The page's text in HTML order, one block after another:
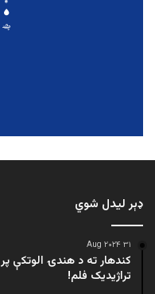
ډېر لیدل شوي
۳۱ Aug ۲۰۲۴
کندهار ته د هندۍ الوتکې
تراژيديک فلم!